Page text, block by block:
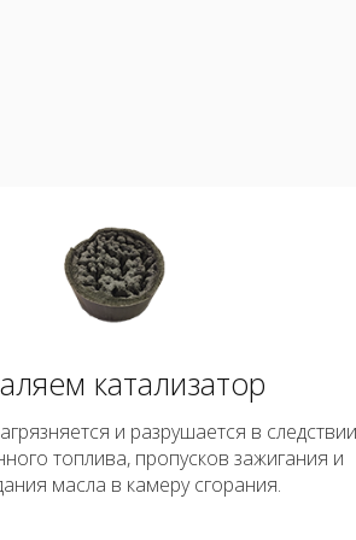
катализатор
и разрушается в следствии
топлива, пропусков зажигания и
масла в камеру сгорания.